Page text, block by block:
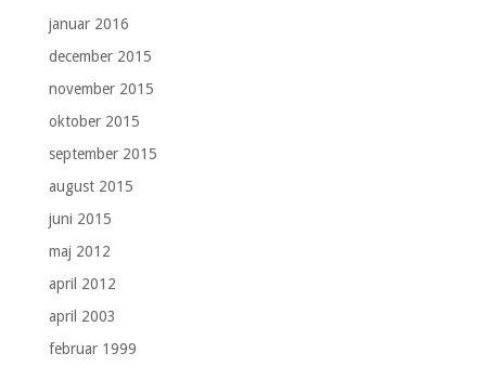
januar 2016
december 2015
november 2015
oktober 2015
september 2015
august 2015
juni 2015
maj 2012
april 2012
april 2003
februar 1999